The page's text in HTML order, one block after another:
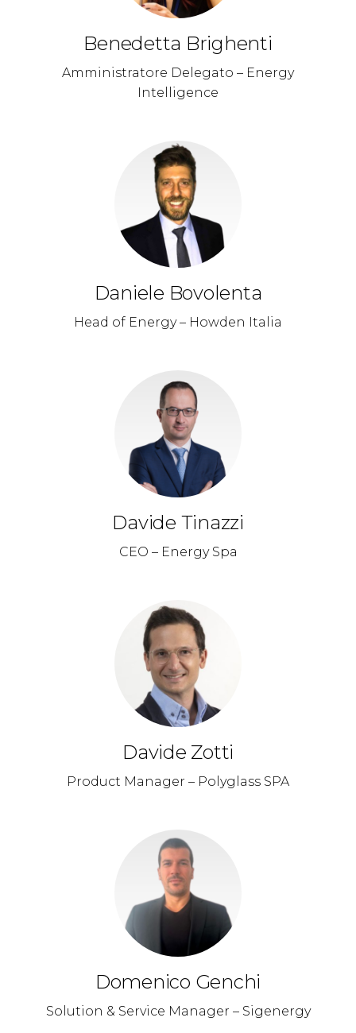
Benedetta Brighenti
Amministratore Delegato – Energy
Intelligence
Daniele Bovolenta
Head of Energy – Howden Italia
Davide Tinazzi
CEO – Energy Spa
Davide Zotti
Product Manager – Polyglass SPA
Domenico Genchi
Solution & Service Manager – Sigenergy